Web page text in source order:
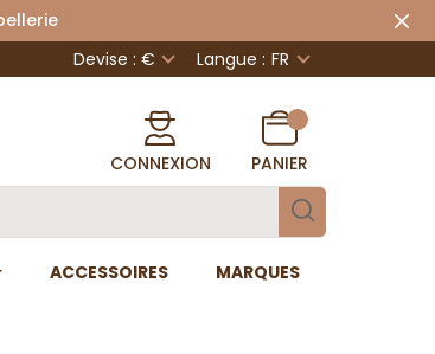
Devise : € Langue : FR
CONNEXION PANIER
ACCESSOIRES MARQUES